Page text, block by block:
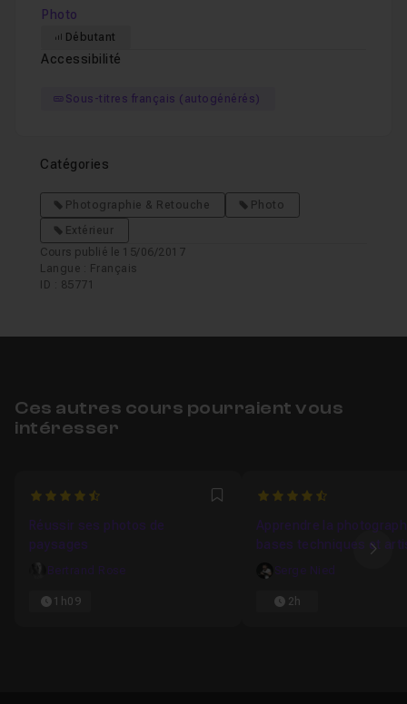
Photo
Débutant
Accessibilité
Sous-titres français (autogénérés)
Catégories
Photographie & Retouche
Photo
Extérieur
Cours publié le 15/06/2017
Langue : Français
ID : 85771
Ces autres cours pourraient vous
intéresser
4.6 Favori
Réussir ses photos de
paysages
Bertrand Rose
1h09
4.56
Apprendre la
bases techniques et
Serge Nied
2h